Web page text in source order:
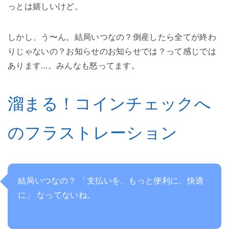
っとは嬉しいけど。
しかし、う〜ん。結局いつなの？倒産したら全てが終わ
りじゃないの？お知らせのお知らせでは？って感じでは
あります…。みんなも怒ってます。
溜まる！コインチェックへ
のフラストレーション
結局いつなの？ 「支払いを、もっと便利に、快適
に」 なってないね。